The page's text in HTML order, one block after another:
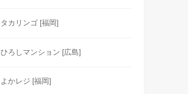
タカリンゴ [福岡]
ひろしマンション [広島]
よかレジ [福岡]